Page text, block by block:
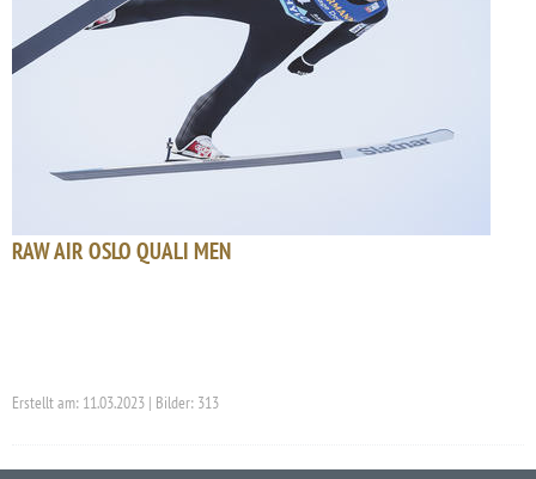
RAW AIR OSLO QUALI MEN
Erstellt am: 11.03.2023 | Bilder: 313